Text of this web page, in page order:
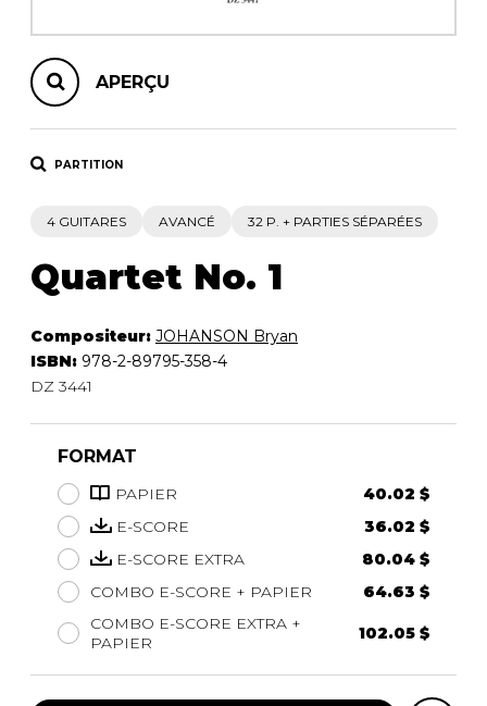
APERÇU
PARTITION
4 GUITARES AVANCÉ 32 P. + PARTIES SÉPARÉES
Quartet No. 1
Compositeur: JOHANSON Bryan
ISBN: 978-2-89795-358-4
DZ 3441
FORMAT
PAPIER
40.02 $
E-SCORE
36.02 $
E-SCORE EXTRA
80.04 $
COMBO E-SCORE + PAPIER
64.63 $
COMBO E-SCORE EXTRA +
PAPIER
102.05 $